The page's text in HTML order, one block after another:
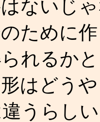
ないじ
ために
れるか
はどう
うらし